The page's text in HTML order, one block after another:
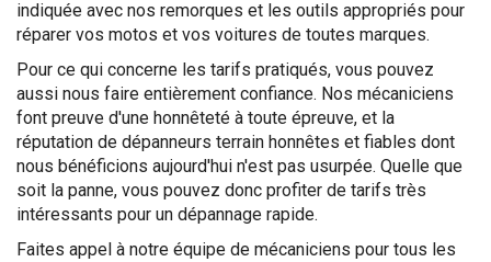
indiquée avec nos remorques et les outils appropriés pour
réparer vos motos et vos voitures de toutes marques.
Pour ce qui concerne les tarifs pratiqués, vous pouvez
aussi nous faire entièrement confiance. Nos mécaniciens
font preuve d'une honnêteté à toute épreuve, et la
réputation de dépanneurs terrain honnêtes et fiables dont
nous bénéficions aujourd'hui n'est pas usurpée. Quelle que
soit la panne, vous pouvez donc profiter de tarifs très
intéressants pour un dépannage rapide.
Faites appel à notre équipe de mécaniciens pour tous les